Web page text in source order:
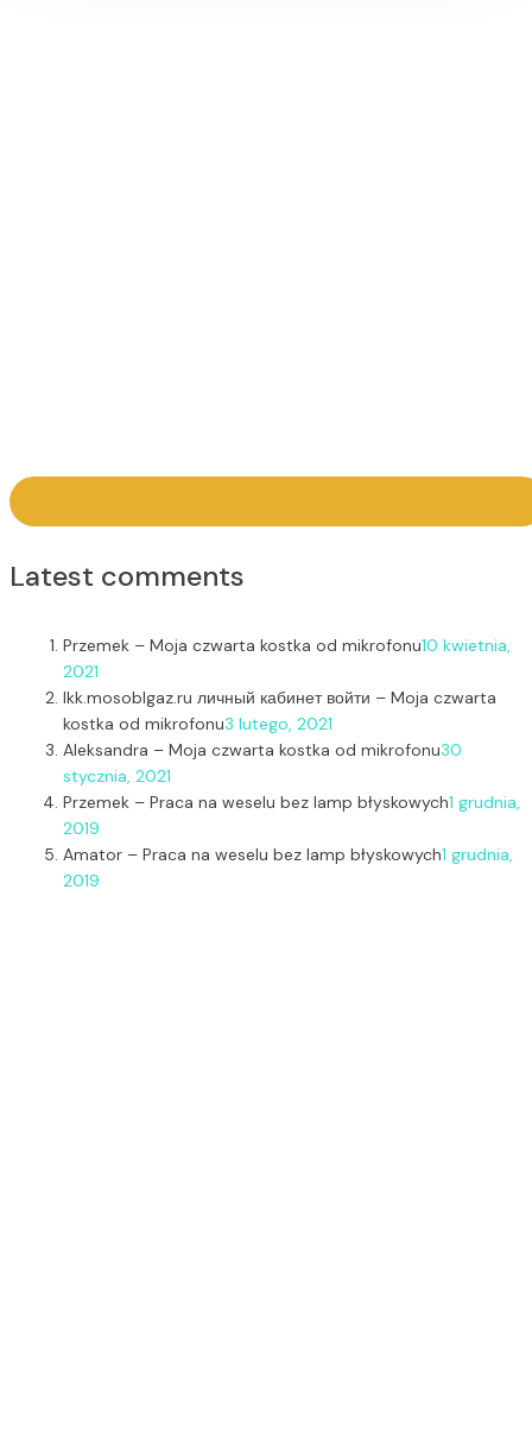
Latest comments
Przemek – Moja czwarta kostka od mikrofonu10 kwietnia,
2021
lkk.mosoblgaz.ru личный кабинет войти – Moja czwarta
kostka od mikrofonu3 lutego, 2021
Aleksandra – Moja czwarta kostka od mikrofonu30
stycznia, 2021
Przemek – Praca na weselu bez lamp błyskowych1 grudnia,
2019
Amator – Praca na weselu bez lamp błyskowych1 grudnia,
2019